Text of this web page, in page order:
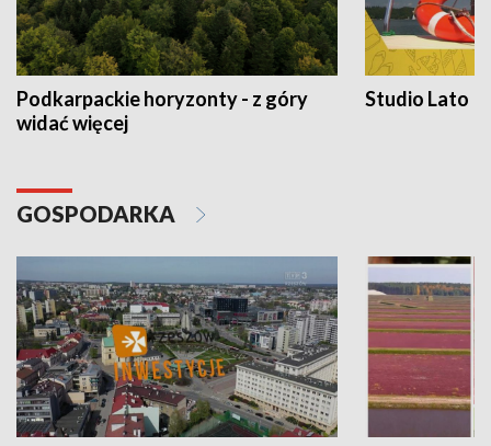
Podkarpackie horyzonty - z góry
widać więcej
Studio Lato
GOSPODARKA